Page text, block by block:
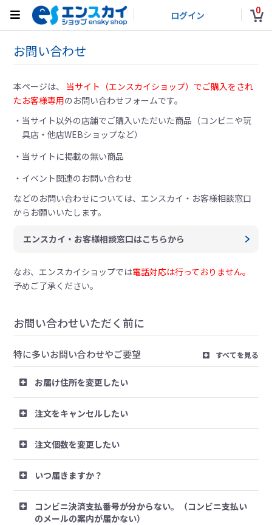
ログイン 0
お問い合わせ
本ページは、 当サイト（エンスカイショップ）でご購入をされ
たお客様専用のお問い合わせフォームです。
当サイト以外の店舗でご購入いただいた商品（コンビニや玩
具店・他店WEBショップなど）
当サイトに掲載の無い商品
イベント関連のお問い合わせ
などのお問い合わせについては、エンスカイ・お客様相談窓口
からお願いいたします。
エンスカイ・お客様相談窓口はこちらから
なお、エンスカイショップでは電話対応は行っておりません。
予めご了承ください。
お問い合わせいただく前に
特に多いお問い合わせやご要望 すべてを見る
お届け住所を変更したい
注文をキャンセルしたい
注文個数を変更したい
いつ届きますか？
コンビニ決済支払番号が分からない。（コンビニ支払い
のメールの案内が届かない）